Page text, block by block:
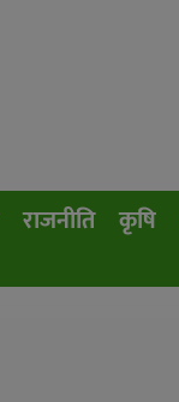
राजनीति कृषि